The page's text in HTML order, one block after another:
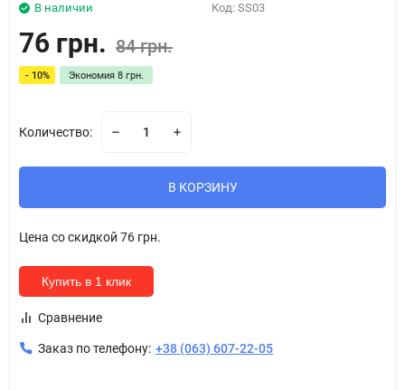
В наличии Код: SS03
76 грн. 84 грн.
- 10% Экономия 8 грн.
Количество:
В КОРЗИНУ
Цена со скидкой 76 грн.
Купить в 1 клик
Сравнение
Заказ по телефону: +38 (063) 607-22-05